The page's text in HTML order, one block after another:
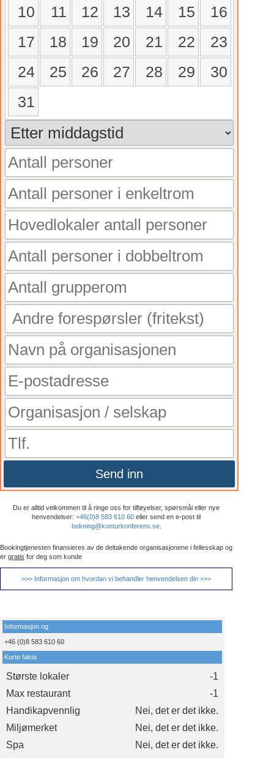
10 11 12 13 14 15
16
17
18 19 20 21 22
23
24
25 26 27 28 29
30
31
Send inn
Du er alltid velkommen til å ringe oss for tilføyelser, spørsmål eller nye
henvendelser: +46(0)8 583 610 60 eller send en e-post til
bokning@konturkonferens.se.
Bookingtjenesten finansieres av de deltakende organisasjonene i fellesskap og
er gratis for deg som kunde
>>> Informasjon om hvordan vi behandler henvendelsen din >>>
Informasjon og
+46 (0)8 583 610 60
Korte fakta
Største lokaler
-1
Max restaurant
-1
Handikapvennlig
Nei, det er det ikke.
Miljømerket
Nei, det er det ikke.
Spa
Nei, det er det ikke.